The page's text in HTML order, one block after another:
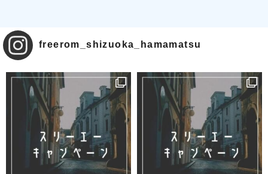
freerom_shizuoka_hamamatsu